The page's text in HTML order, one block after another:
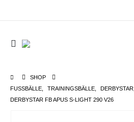
SHOP
FUSSBÄLLE
TRAININGSBÄLLE DERBYSTAR
DERBYSTAR FB APUS S-LIGHT 290 V26